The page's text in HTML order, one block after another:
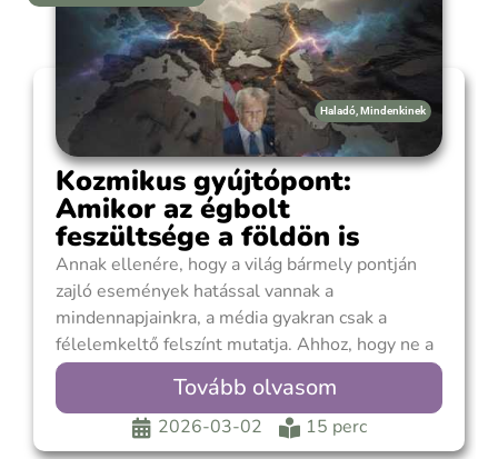
Haladó Mindenkinek
Kozmikus gyújtópont:
Amikor az égbolt
feszültsége a földön is
robban
Annak ellenére, hogy a világ bármely pontján
zajló események hatással vannak a
mindennapjainkra, a média gyakran csak a
félelemkeltő felszínt mutatja. Ahhoz, hogy ne a
pánik, hanem a tisztánlátás vezessen minket,
mélyebbre kell tekintenünk: a közel-keleti
konfrontáció nem elszigetelt katasztrófa, hanem
egy elkerülhetetlen globális átrendeződés
Tovább olvasom
2026-03-02 15 perc